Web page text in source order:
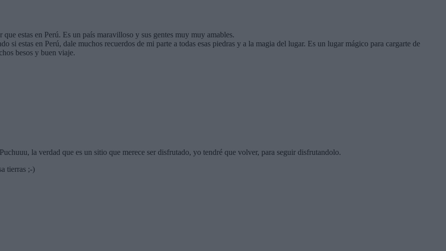
estas en Perú. Es un país maravilloso y sus gentes muy muy amables.
si estas en Perú, dale muchos recuerdos de mi parte a todas esas piedras y a la magia del lugar. Es un lugar mágico para cargarte de
besos y buen viaje.
la verdad que es un sitio que merece ser disfrutado, yo tendré que volver, para seguir disfrutandolo.
tierras ;-)